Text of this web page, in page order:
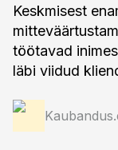
Keskmisest
töötavad
läbi viidud